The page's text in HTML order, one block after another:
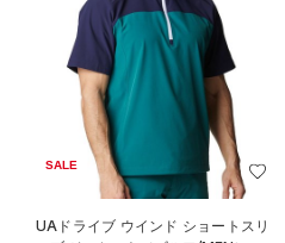
SALE
UAドライブ ウインド ショートスリ